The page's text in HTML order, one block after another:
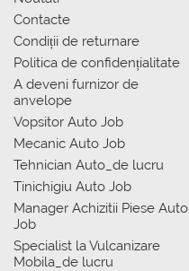
Contacte
Condiții de returnare
Politica de confidențialitate
A deveni furnizor de
anvelope
Vopsitor Auto Job
Mecanic Auto Job
Tehnician Auto_de lucru
Tinichigiu Auto Job
Manager Achizitii Piese Auto
Job
Specialist la Vulcanizare
Mobila_de lucru